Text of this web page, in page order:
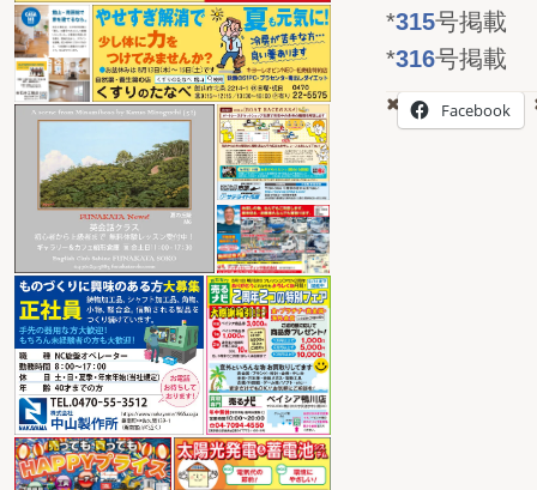
*315号掲載
*316号掲載
Facebook